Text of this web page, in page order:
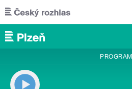
Přejít k hlavnímu obsahu
PROGRAM